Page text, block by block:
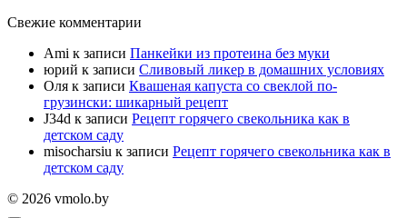
Свежие комментарии
Ami к записи Панкейки из протеина без муки
юрий к записи Сливовый ликер в домашних условиях
Оля к записи Квашеная капуста со свеклой по-
грузински: шикарный рецепт
J34d к записи Рецепт горячего свекольника как в
детском саду
misocharsiu к записи Рецепт горячего свекольника как в
детском саду
© 2026 vmolo.by